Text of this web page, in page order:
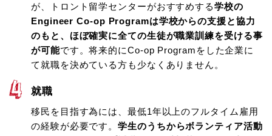
が、トロント留学センターがおすすめする学校の
Engineer Co-op Programは学校からの支援と協力
のもと、ほぼ確実に全ての生徒が職業訓練を受ける事
が可能です。将来的にCo-op Programをした企業に
て就職を決めている方も少なくありません。
就職
移民を目指す為には、最低1年以上のフルタイム雇用
の経験が必要です。学生のうちからボランティア活動